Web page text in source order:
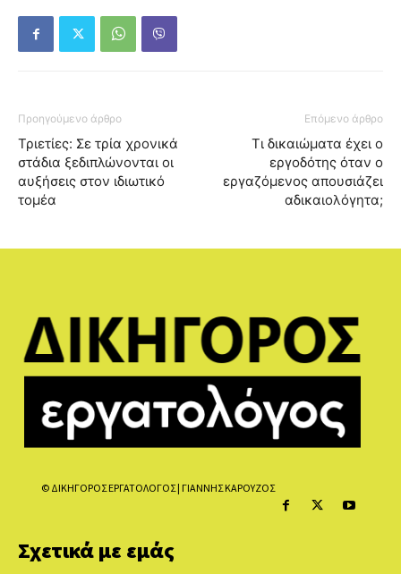
Προηγούμενο άρθρο
Τριετίες: Σε τρία χρονικά
στάδια ξεδιπλώνονται οι
αυξήσεις στον ιδιωτικό
τομέα
Επόμενο άρθρο
Τι δικαιώματα έχει ο
εργοδότης όταν ο
εργαζόμενος απουσιάζει
αδικαιολόγητα;
© ΔΙΚΗΓΟΡΟΣ ΕΡΓΑΤΟΛΟΓΟΣ | ΓΙΑΝΝΗΣ ΚΑΡΟΥΖΟΣ
Σχετικά με εμάς